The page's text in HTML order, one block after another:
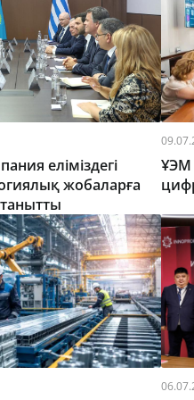
еліміздегі
жобаларға
ҰЭМ